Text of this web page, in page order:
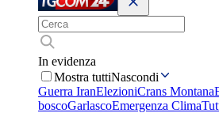
In evidenza
Mostra tuttiNascondi
Guerra IranElezioniCrans Montana
boscoGarlascoEmergenza Clima